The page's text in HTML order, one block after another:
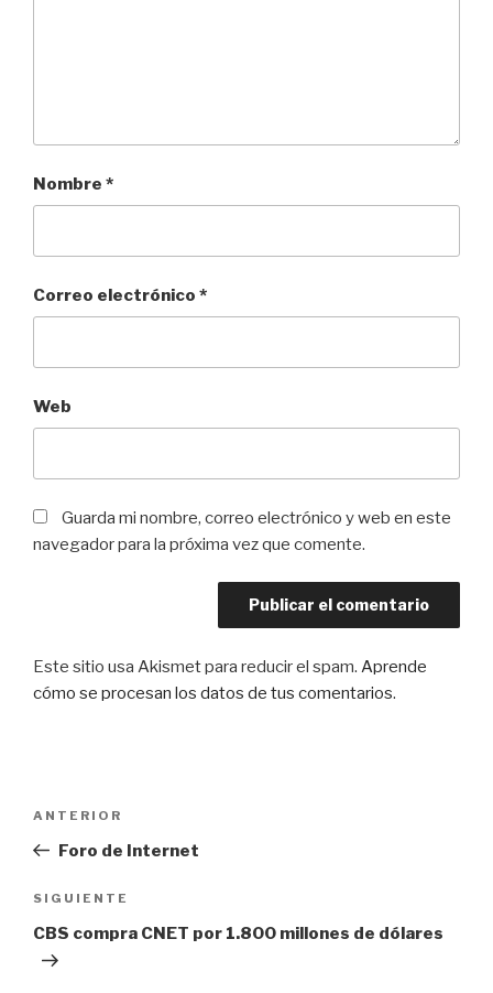
Nombre *
Correo electrónico *
Web
Guarda mi nombre, correo electrónico y web en este
navegador para la próxima vez que comente.
Este sitio usa Akismet para reducir el spam. Aprende
cómo se procesan los datos de tus comentarios.
entradas
Entrada
anterior:
ANTERIOR
Foro de Internet
Siguiente
entrada
SIGUIENTE
CBS compra CNET por 1.800 millones de dólares